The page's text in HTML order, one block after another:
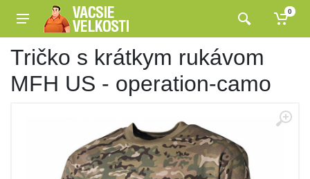
0
Tričko s krátkym rukávom
MFH US - operation-camo